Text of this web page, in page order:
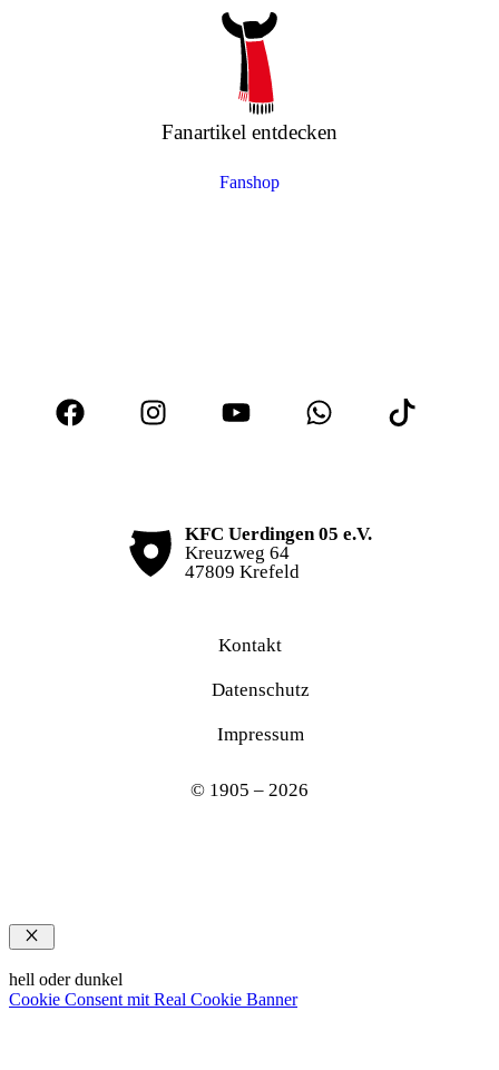
Fanartikel entdecken
Fanshop
KFC Uerdingen 05 e.V.
Kreuzweg 64
47809 Krefeld
Kontakt
Datenschutz
Impressum
© 1905 – 2026
Schließen
hell oder dunkel
Cookie Consent mit Real Cookie Banner